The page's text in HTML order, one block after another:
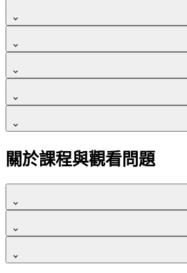
我們可接受信用卡一次付清，網路
分期付款，目前可接受中信與台新信
我們有提供電子發票，課程購買後
可以打統編，請記得在付款時「發
如果擔心因網路連線問題，無法觀
提醒你，請務必在 7 日繳費期限內
關於課程與觀看問題
你可以使用電腦、手機及平板裝置觀
購課後，觀課方式如下：
可以點選影片右下角齒輪按鈕，會有